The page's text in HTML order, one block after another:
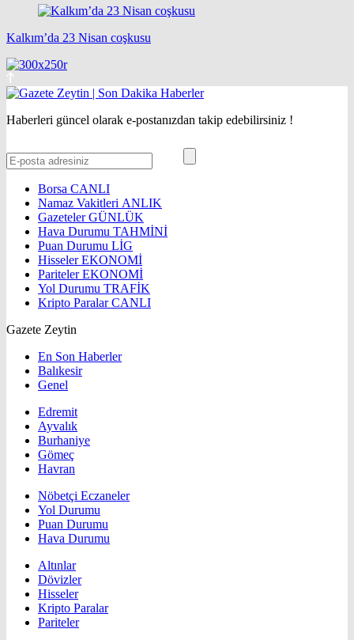
Kalkım’da 23 Nisan coşkusu
Haberleri güncel olarak e-postanızdan takip edebilirsiniz !
Borsa CANLI
Namaz Vakitleri ANLIK
GazetelerGÜNLÜK
Hava Durumu TAHMİNİ
Puan Durumu LİG
HisselerEKONOMİ
ParitelerEKONOMİ
Yol Durumu TRAFİK
Kripto ParalarCANLI
Gazete Zeytin
En Son Haberler
Balıkesir
Genel
Edremit
Ayvalık
Burhaniye
Gömeç
Havran
Nöbetçi Eczaneler
Yol Durumu
Puan Durumu
Hava Durumu
Altınlar
Dövizler
Hisseler
Kripto Paralar
Pariteler